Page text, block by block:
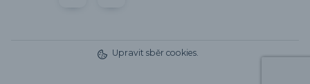
Upravit sběr cookies.